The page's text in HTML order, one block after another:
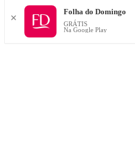
✕
Folha do Domingo
GRÁTIS
Na Google Play